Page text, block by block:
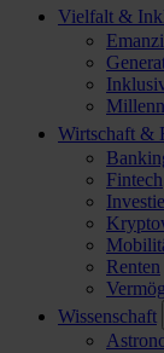
Vielfalt &
Wirtschaft &
Fintech
Renten
Wissenschaft